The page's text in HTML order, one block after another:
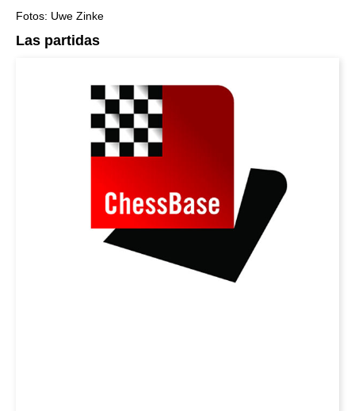
Fotos: Uwe Zinke
Las partidas